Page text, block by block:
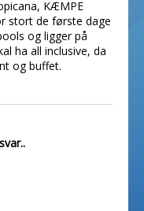
KÆMPE
stort de første dage
og ligger på
ha all inclusive, da
og buffet.